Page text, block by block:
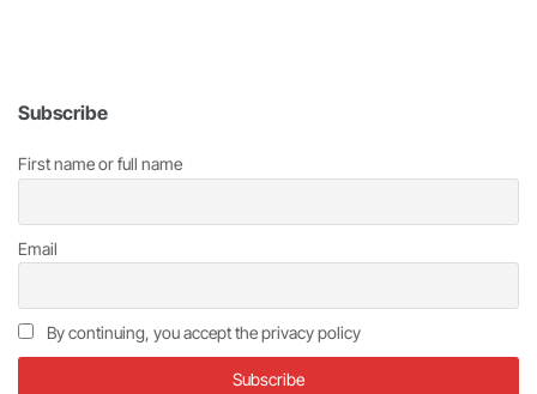
Subscribe
First name or full name
Email
By continuing, you accept the privacy policy